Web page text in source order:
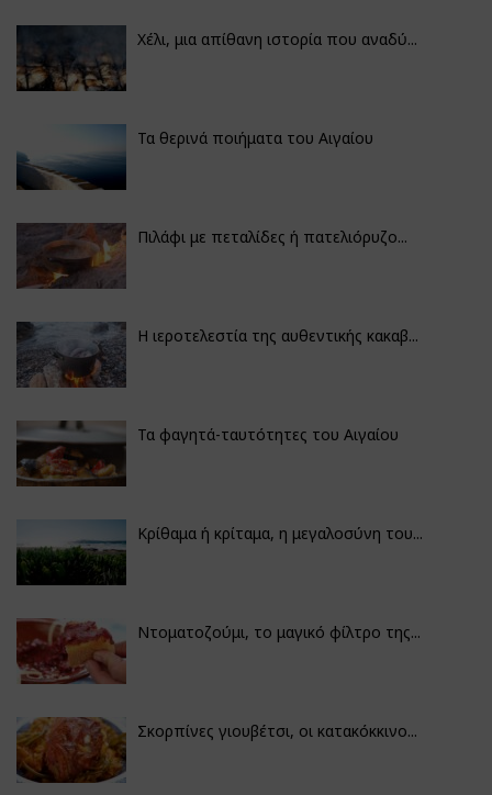
Χέλι, μια απίθανη ιστορία που αναδύ...
Τα θερινά ποιήματα του Αιγαίου
Πιλάφι με πεταλίδες ή πατελιόρυζο...
Η ιεροτελεστία της αυθεντικής κακαβ...
Τα φαγητά-ταυτότητες του Αιγαίου
Κρίθαμα ή κρίταμα, η μεγαλοσύνη του...
Ντοματοζούμι, το μαγικό φίλτρο της...
Σκορπίνες γιουβέτσι, οι κατακόκκινο...